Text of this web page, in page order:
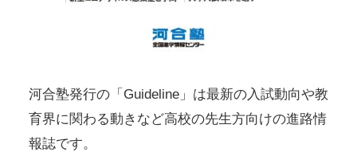
河合塾発行の「Guideline」は最新の入試動向や教
育界に関わる動きなど高校の先生方向けの進路情
報誌です。